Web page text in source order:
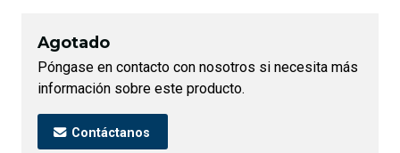
Agotado
Póngase en contacto con nosotros si necesita más
información sobre este producto.
Contáctanos